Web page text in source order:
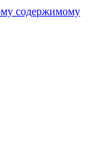
содержимому